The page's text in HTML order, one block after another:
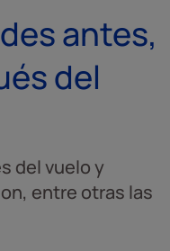
antes,
del
del vuelo y
entre otras las